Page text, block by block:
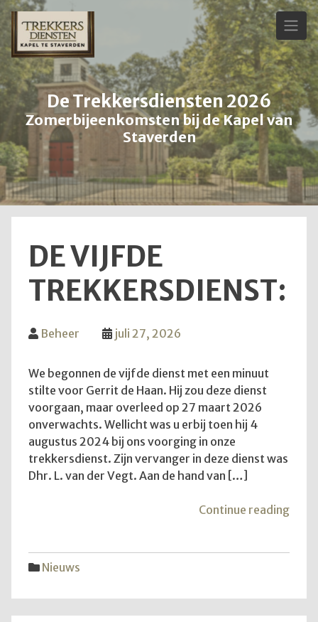
Skip
to
content
De Trekkersdiensten 2026
Zomerbijeenkomsten bij de Kapel van
Staverden
DE VIJFDE
TREKKERSDIENST:
Beheer juli 27, 2026
We begonnen de vijfde dienst met een minuut
stilte voor Gerrit de Haan. Hij zou deze dienst
voorgaan, maar overleed op 27 maart 2026
onverwachts. Wellicht was u erbij toen hij 4
augustus 2024 bij ons voorging in onze
trekkersdienst. Zijn vervanger in deze dienst was
Dhr. L. van der Vegt. Aan de hand van […]
Continue reading"De
Nieuws